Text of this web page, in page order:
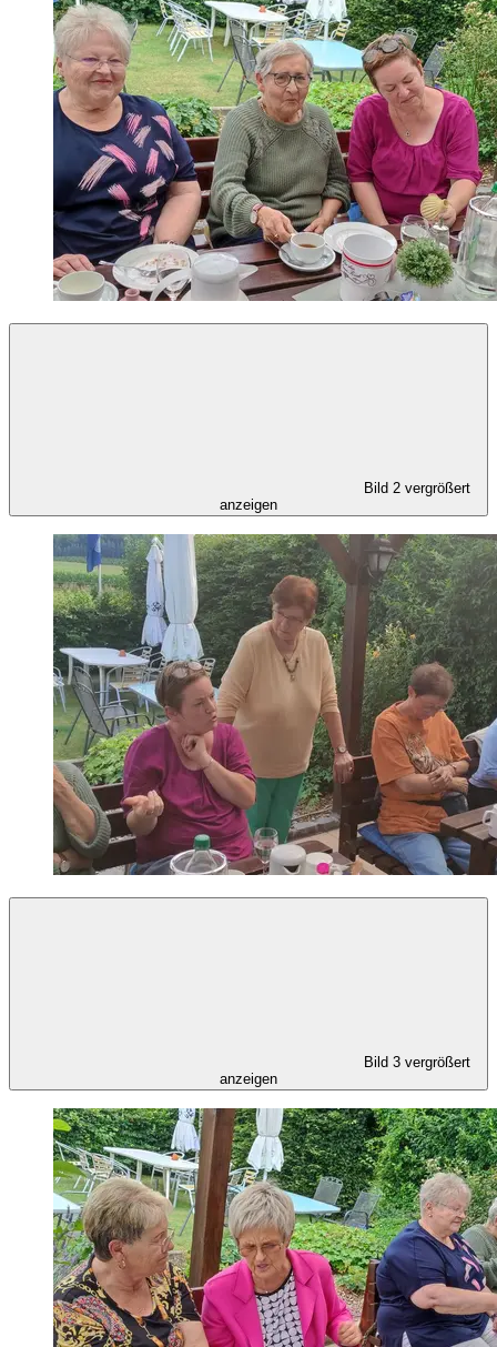
Bild 2 vergrößert
anzeigen
Bild 3 vergrößert
anzeigen